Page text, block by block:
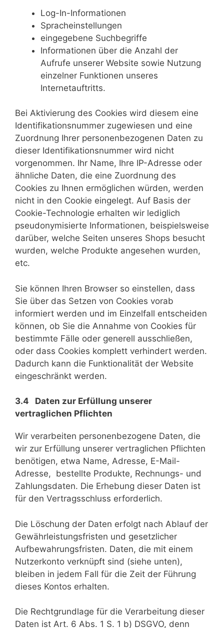
Log-In-Informationen
Spracheinstellungen
eingegebene Suchbegriffe
Informationen über die Anzahl der
Aufrufe unserer Website sowie Nutzung
einzelner Funktionen unseres
Internetauftritts.
Bei Aktivierung des Cookies wird diesem eine
Identifikationsnummer zugewiesen und eine
Zuordnung Ihrer personenbezogenen Daten zu
dieser Identifikationsnummer wird nicht
vorgenommen. Ihr Name, Ihre IP-Adresse oder
ähnliche Daten, die eine Zuordnung des
Cookies zu Ihnen ermöglichen würden, werden
nicht in den Cookie eingelegt. Auf Basis der
Cookie-Technologie erhalten wir lediglich
pseudonymisierte Informationen, beispielsweise
darüber, welche Seiten unseres Shops besucht
wurden, welche Produkte angesehen wurden,
etc.
Sie können Ihren Browser so einstellen, dass
Sie über das Setzen von Cookies vorab
informiert werden und im Einzelfall entscheiden
können, ob Sie die Annahme von Cookies für
bestimmte Fälle oder generell ausschließen,
oder dass Cookies komplett verhindert werden.
Dadurch kann die Funktionalität der Website
eingeschränkt werden.
3.4 Daten zur Erfüllung unserer
vertraglichen Pflichten
Wir verarbeiten personenbezogene Daten, die
wir zur Erfüllung unserer vertraglichen Pflichten
benötigen, etwa Name, Adresse, E-Mail-
Adresse, bestellte Produkte, Rechnungs- und
Zahlungsdaten. Die Erhebung dieser Daten ist
für den Vertragsschluss erforderlich.
Die Löschung der Daten erfolgt nach Ablauf der
Gewährleistungsfristen und gesetzlicher
Aufbewahrungsfristen. Daten, die mit einem
Nutzerkonto verknüpft sind (siehe unten),
bleiben in jedem Fall für die Zeit der Führung
dieses Kontos erhalten.
Die Rechtgrundlage für die Verarbeitung dieser
Daten ist Art. 6 Abs. 1 S. 1 b) DSGVO, denn